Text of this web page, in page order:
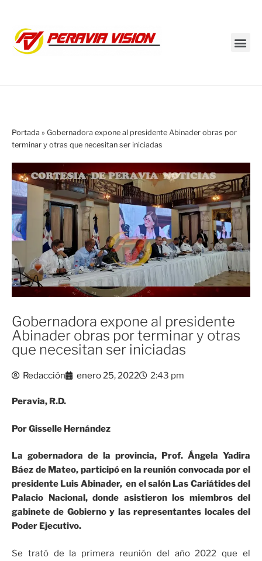
Portada » Gobernadora expone al presidente Abinader obras por
terminar y otras que necesitan ser iniciadas
Gobernadora expone al presidente
Abinader obras por terminar y otras
que necesitan ser iniciadas
Redacción enero 25, 2022 2:43 pm
Peravia, R.D.
Por Gisselle Hernández
La gobernadora de la provincia, Prof. Ángela Yadira
Báez de Mateo, participó en la reunión convocada por el
presidente Luis Abinader, en el salón Las Cariátides del
Palacio Nacional, donde asistieron los miembros del
gabinete de Gobierno y las representantes locales del
Poder Ejecutivo.
Se trató de la primera reunión del año 2022 que el